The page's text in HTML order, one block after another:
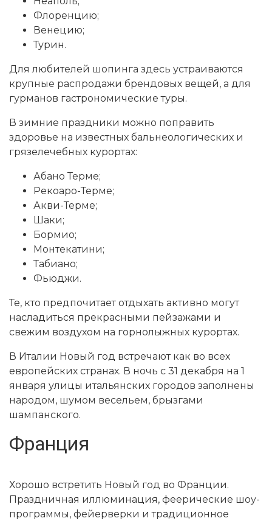
Флоренцию;
Венецию;
Турин.
Для любителей шопинга здесь устраиваются
крупные распродажи брендовых вещей, а для
гурманов гастрономические туры.
В зимние праздники можно поправить
здоровье на известных бальнеологических и
грязелечебных курортах:
Абано Терме;
Рекоаро-Терме;
Акви-Терме;
Шаки;
Бормио;
Монтекатини;
Табиано;
Фьюджи.
Те, кто предпочитает отдыхать активно могут
насладиться прекрасными пейзажами и
свежим воздухом на горнолыжных курортах.
В Италии Новый год встречают как во всех
европейских странах. В ночь с 31 декабря на 1
января улицы итальянских городов заполнены
народом, шумом весельем, брызгами
шампанского.
Франция
Хорошо встретить Новый год во Франции.
Праздничная иллюминация, феерические шоу-
программы, фейерверки и традиционное